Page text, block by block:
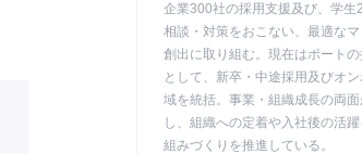
企業300社の採用支援及び、学生
相談・対策をおこない、最適な
創出に取り組む。現在はポート
として、新卒・中途採用及びオ
域を統括。事業・組織成長の両
し、組織への定着や入社後の活
組みづくりを推進している。